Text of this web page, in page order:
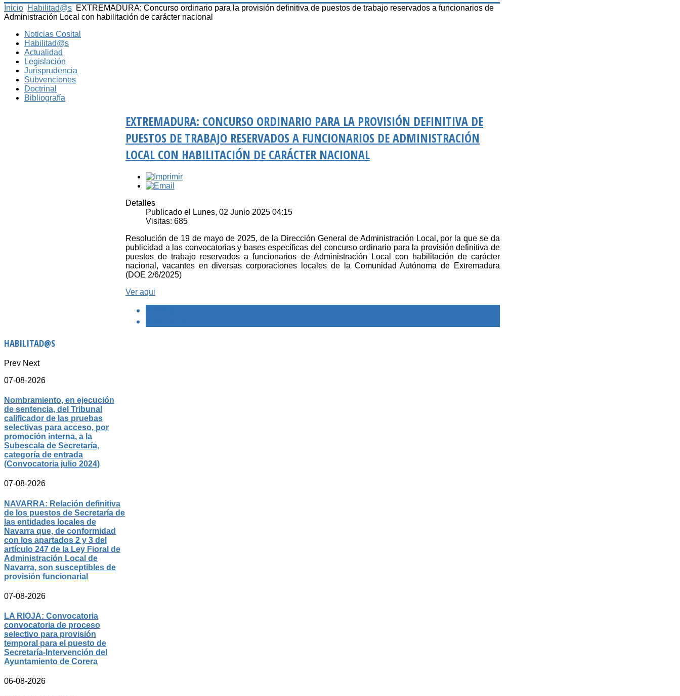
Inicio Habilitad@s EXTREMADURA: Concurso ordinario para la provisión definitiva de puestos de trabajo reservados a funcionarios de
Administración Local con habilitación de carácter nacional
Noticias Cosital
Habilitad@s
Actualidad
Legislación
Jurisprudencia
Subvenciones
Doctrinal
Bibliografía
EXTREMADURA: CONCURSO ORDINARIO PARA LA PROVISIÓN DEFINITIVA DE
PUESTOS DE TRABAJO RESERVADOS A FUNCIONARIOS DE ADMINISTRACIÓN
LOCAL CON HABILITACIÓN DE CARÁCTER NACIONAL
Detalles
Publicado el Lunes, 02 Junio 2025 04:15
Visitas: 685
Resolución de 19 de mayo de 2025, de la Dirección General de Administración Local, por la que se da
publicidad a las convocatorias y bases específicas del concurso ordinario para la provisión definitiva de
puestos de trabajo reservados a funcionarios de Administración Local con habilitación de carácter
nacional, vacantes en diversas corporaciones locales de la Comunidad Autónoma de Extremadura
(DOE 2/6/2025)
Ver aqui
HABILITAD@S
Prev Next
07-08-2026
Nombramiento, en ejecución
de sentencia, del Tribunal
calificador de las pruebas
selectivas para acceso, por
promoción interna, a la
Subescala de Secretaría,
categoría de entrada
(Convocatoria julio 2024)
07-08-2026
NAVARRA: Relación definitiva
de los puestos de Secretaría de
las entidades locales de
Navarra que, de conformidad
con los apartados 2 y 3 del
artículo 247 de la Ley Fioral de
Administración Local de
Navarra, son susceptibles de
provisión funcionarial
07-08-2026
LA RIOJA: Convocatoria
convocatoria de proceso
selectivo para provisión
temporal para el puesto de
Secretaría-Intervención del
Ayuntamiento de Corera
06-08-2026